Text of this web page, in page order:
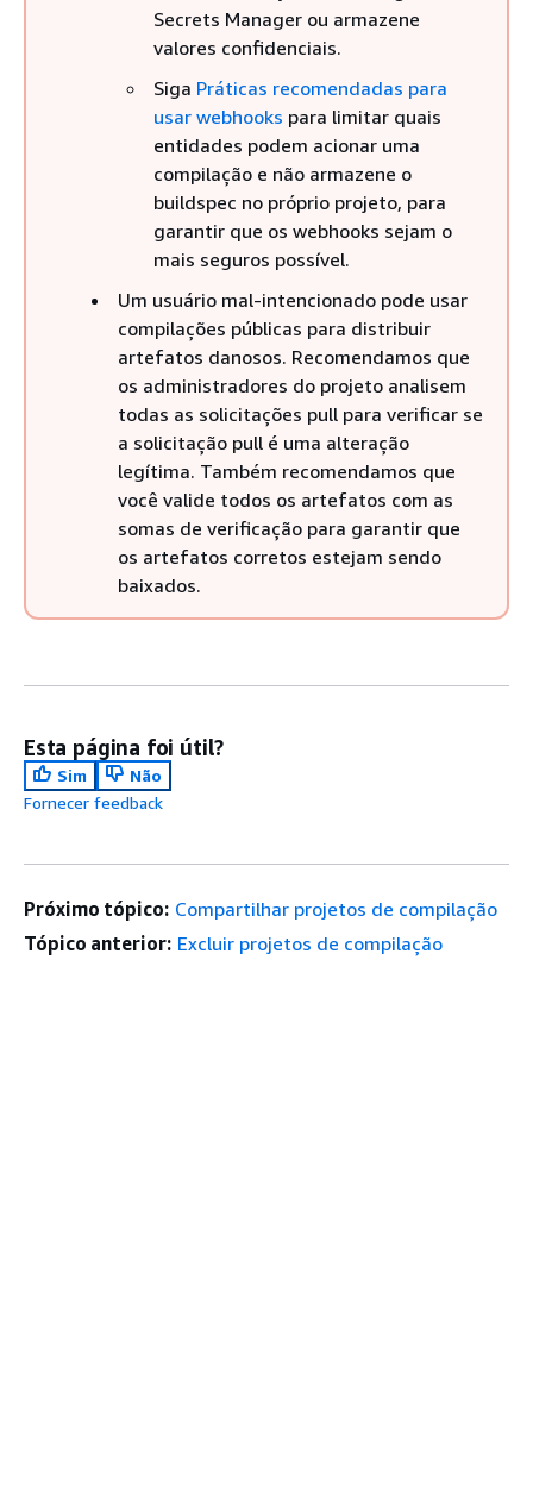
Secrets Manager ou armazene
valores confidenciais.
Siga Práticas recomendadas para
usar webhooks para limitar quais
entidades podem acionar uma
compilação e não armazene o
buildspec no próprio projeto, para
garantir que os webhooks sejam o
mais seguros possível.
Um usuário mal-intencionado pode usar
compilações públicas para distribuir
artefatos danosos. Recomendamos que
os administradores do projeto analisem
todas as solicitações pull para verificar se
a solicitação pull é uma alteração
legítima. Também recomendamos que
você valide todos os artefatos com as
somas de verificação para garantir que
os artefatos corretos estejam sendo
baixados.
Esta página foi útil?
Sim
Não
Fornecer feedback
Próximo tópico: Compartilhar projetos de compilação
Tópico anterior: Excluir projetos de compilação